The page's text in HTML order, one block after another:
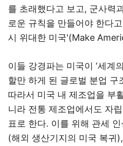
를 초래했다고 보고, 군사력
로운 규칙을 만들어야 한다
시 위대한 미국'(Make
이들 강경파는 미국이 ‘세계
할만 하게 된 글로벌 분업 구
따라서 미국 내 제조업을 부
니라 전통 제조업에서도 자
표로 한다. 이를 위해 관세
(해외 생산기지의 미국 복귀